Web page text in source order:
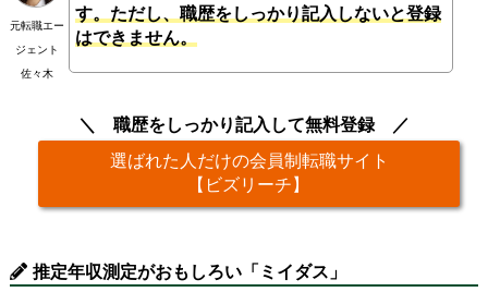
元転職エー
ジェント
佐々木
す。ただし、職歴をしっかり記入しないと登録
はできません。
職歴をしっかり記入して無料登録
選ばれた人だけの会員制転職サイト
【ビズリーチ】
推定年収測定がおもしろい「ミイダス」